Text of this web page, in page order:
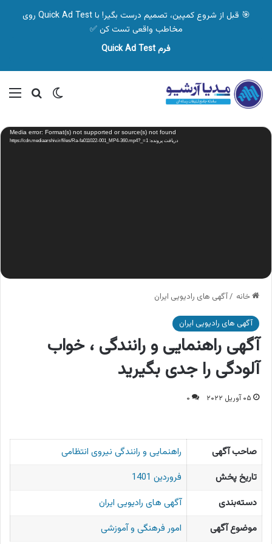
🎯 قبل از شروع کمپین، تصمیم درست بگیر! با Quick Ad Test روی
مخاطب واقعی تست کن ✅
فرم Quick Ad Test
تغییر پوسته
نمایشگر
ویدیو Media error: Format(s) not supported or source(s) not found
دریافت پرونده: https://cdn.mediaarshiv.ir/files/Ra-fa011022-001_MP4-360.mp4?_=1
خانه /آگهی های رادیویی ایران
آگهی های رادیویی ایران
آگهی راهنمایی و رانندگی ، خواب
آلودگی را جدی بگیرید
۰۵ آوریل ۲۰۲۲ ۰
صاحب آگهی
راهنمایی و رانندگی نیروی انتظامی
تاریخ پخش
فروردین 1401
دسته‌بندی
آگهی های رادیویی ایران
موضوع آگهی
امور فرهنگی و آموزشی